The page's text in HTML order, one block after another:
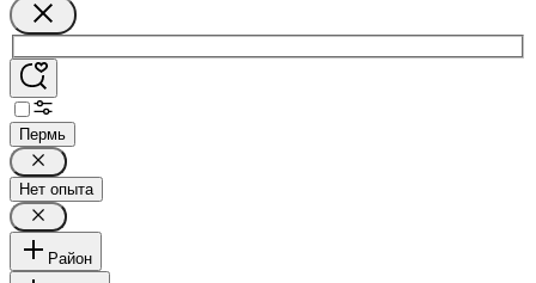
Пермь
Нет опыта
Район